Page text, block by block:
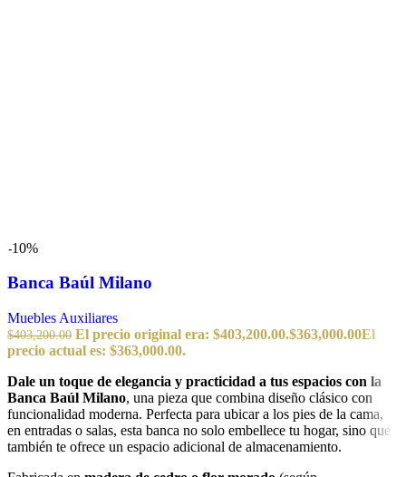
-10%
Banca Baúl Milano
Muebles Auxiliares
$403,200.00 El precio original era: $403,200.00.$363,000.00El
precio actual es: $363,000.00.
Dale un toque de elegancia y practicidad a tus espacios con la
Banca Baúl Milano, una pieza que combina diseño clásico con
funcionalidad moderna. Perfecta para ubicar a los pies de la cama,
en entradas o salas, esta banca no solo embellece tu hogar, sino que
también te ofrece un espacio adicional de almacenamiento.